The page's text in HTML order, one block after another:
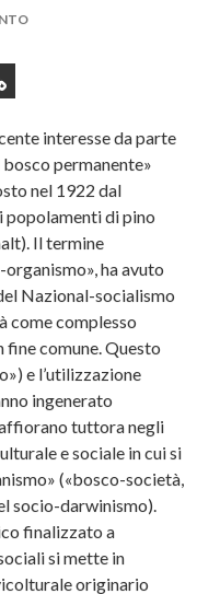
interesse da parte
permanente»
nel 1922 dal
popolamenti di pino
Il termine
ha avuto
Nazional-socialismo
come complesso
comune. Questo
e l’utilizzazione
ingenerato
tuttora negli
e sociale in cui si
(«bosco-società,
socio-darwinismo).
finalizzato a
si mette in
originario